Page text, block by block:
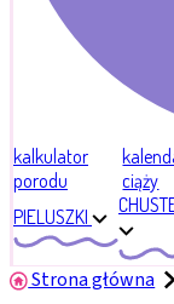
kalkulator
porodu
ciąży
PIELUSZKI
Strona główna